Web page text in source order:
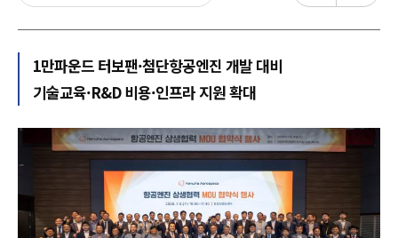
1만파운드 터보팬·첨단항공엔진 개발 대비
기술교육·R&D 비용·인프라 지원 확대